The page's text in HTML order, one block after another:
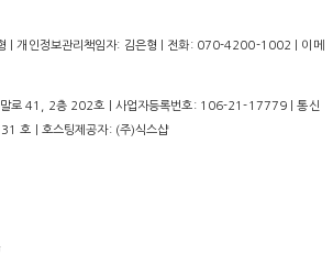
| 개인정보관리책임자: 김은형 | 전화: 070-4200-1002 | 이메
로 41, 2층 202호 | 사업자등록번호: 106-21-17779 | 통신
호 | 호스팅제공자: (주)식스샵